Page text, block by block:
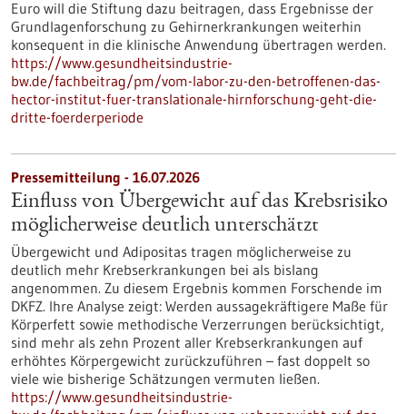
Euro will die Stiftung dazu beitragen, dass Ergebnisse der
Grundlagenforschung zu Gehirnerkrankungen weiterhin
konsequent in die klinische Anwendung übertragen werden.
https://www.gesundheitsindustrie-
bw.de/fachbeitrag/pm/vom-labor-zu-den-betroffenen-das-
hector-institut-fuer-translationale-hirnforschung-geht-die-
dritte-foerderperiode
Pressemitteilung - 16.07.2026
Einfluss von Übergewicht auf das Krebsrisiko
möglicherweise deutlich unterschätzt
Übergewicht und Adipositas tragen möglicherweise zu
deutlich mehr Krebserkrankungen bei als bislang
angenommen. Zu diesem Ergebnis kommen Forschende im
DKFZ. Ihre Analyse zeigt: Werden aussagekräftigere Maße für
Körperfett sowie methodische Verzerrungen berücksichtigt,
sind mehr als zehn Prozent aller Krebserkrankungen auf
erhöhtes Körpergewicht zurückzuführen – fast doppelt so
viele wie bisherige Schätzungen vermuten ließen.
https://www.gesundheitsindustrie-